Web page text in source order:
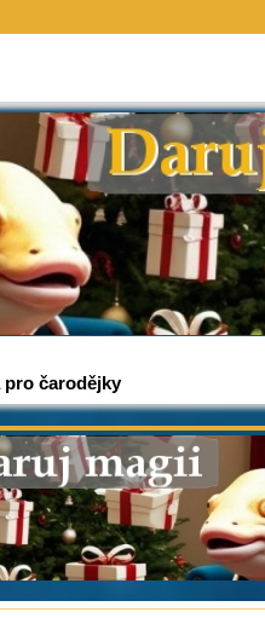
pro čarodějky